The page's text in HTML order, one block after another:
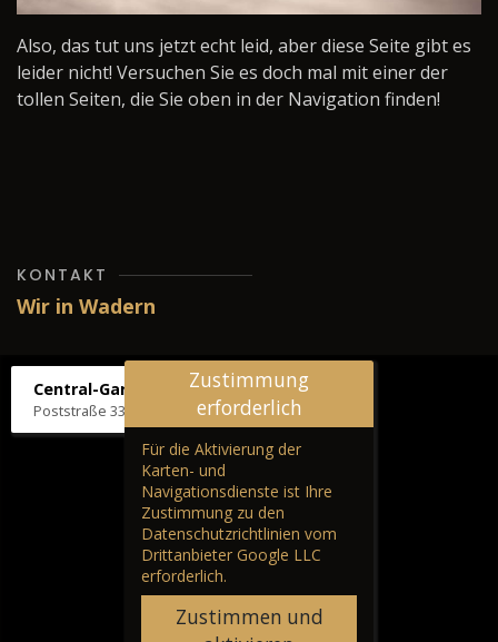
Also, das tut uns jetzt echt leid, aber diese Seite gibt es
leider nicht! Versuchen Sie es doch mal mit einer der
tollen Seiten, die Sie oben in der Navigation finden!
KONTAKT
Wir in Wadern
Central-Garage H. Wilhelm
Poststraße 33, 66687 Wadern
Zustimmung
erforderlich
Für die Aktivierung der
Karten- und
Navigationsdienste ist Ihre
Zustimmung zu den
Datenschutzrichtlinien vom
Drittanbieter Google LLC
erforderlich.
Zustimmen und